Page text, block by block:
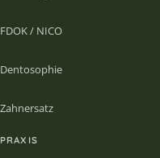
FDOK / NICO
Dentosophie
Zahnersatz
PRAXIS